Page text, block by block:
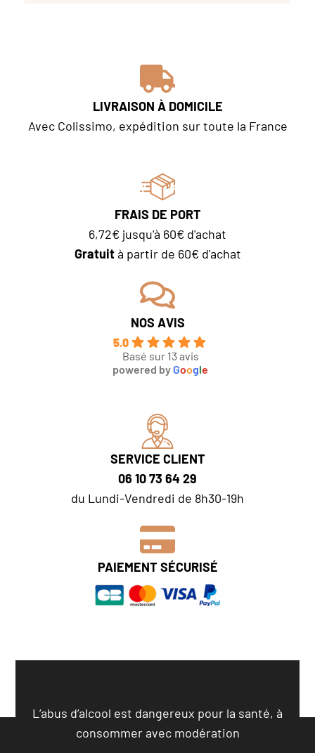
LIVRAISON À DOMICILE
Avec Colissimo, expédition sur toute la France
FRAIS DE PORT
6,72€ jusqu'à 60€ d'achat
Gratuità partir de 60€ d'achat
NOS AVIS
5.0
Basé sur 13 avis
powered by Google
SERVICE CLIENT
06 10 73 64 29
du Lundi-Vendredi de 8h30-19h
PAIEMENT SÉCURISÉ
L’abus d’alcool est dangereux pour la santé, à
consommer avec modération